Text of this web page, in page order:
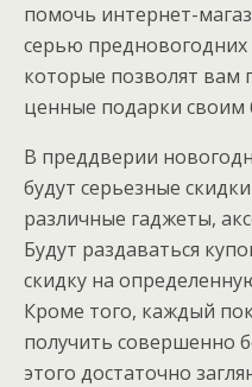
помочь интернет-
серью
которые позволят вам
ценные подарки своим
В преддверии
будут серьезные
различные гаджеты,
Будут раздаваться
скидку на
Кроме того, каждый
получить совершенно
этого достаточно